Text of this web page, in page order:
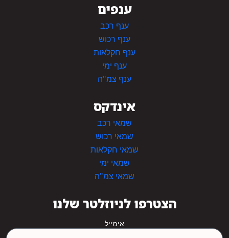
ענפים
ענף רכב
ענף רכוש
ענף חקלאות
ענף ימי
ענף צמ"ה
אינדקס
שמאי רכב
שמאי רכוש
שמאי חקלאות
שמאי ימי
שמאי צמ"ה
הצטרפו לניוזלטר שלנו
אימייל